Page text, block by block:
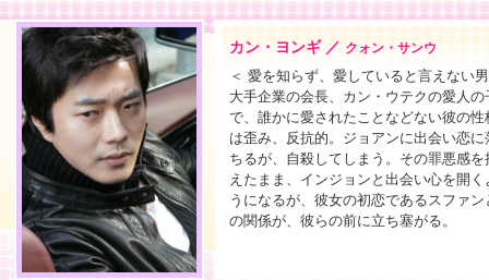
カン・ヨンギ ／ クォン・サンウ
＜ 愛を知らず、愛していると言えない
大手企業の会長、カン・ウテクの愛人の
で、誰かに愛されたことなどない彼の性
は歪み、反抗的。ジョアンに出会い恋に
ちるが、自殺してしまう。その罪悪感を
えたまま、インジョンと出会い心を開く
うになるが、彼女の初恋であるスファン
の関係が、彼らの前に立ち塞がる。